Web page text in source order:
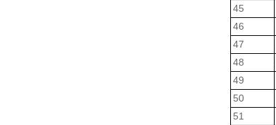
45
46
47
48
49
50
51